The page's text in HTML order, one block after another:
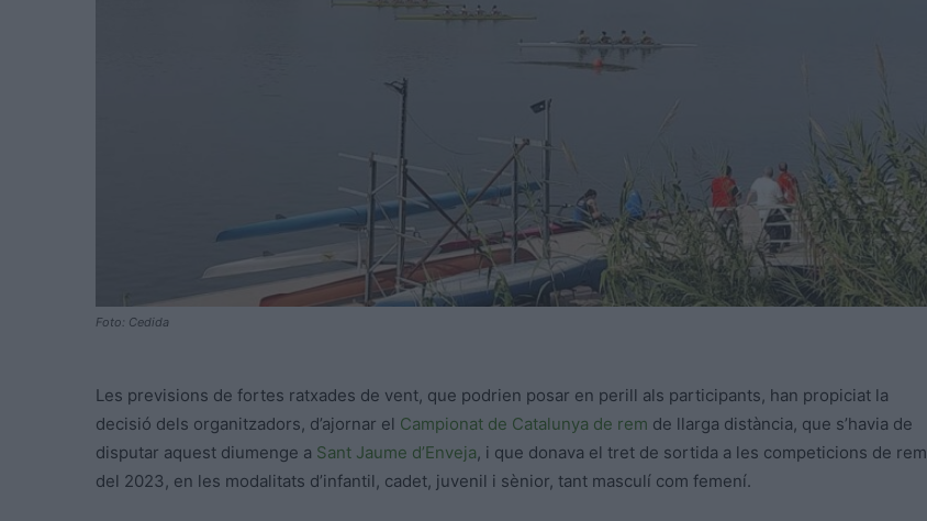
Foto: Cedida
Les previsions de fortes ratxades de vent, que podrien posar en perill als participants, han propiciat la
decisió dels organitzadors, d’ajornar el Campionat de Catalunya de rem de llarga distància, que s’havia de
disputar aquest diumenge a Sant Jaume d’Enveja, i que donava el tret de sortida a les competicions de rem
del 2023, en les modalitats d’infantil, cadet, juvenil i sènior, tant masculí com femení.